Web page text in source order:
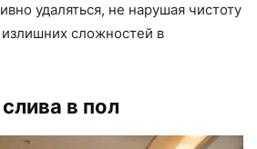
удаляться, не нарушая чистоту
сложностей в
в пол